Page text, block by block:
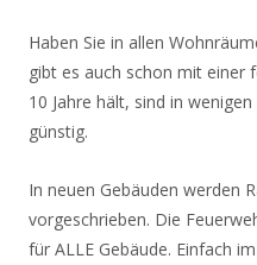
Haben Sie in allen
gibt es auch schon mit einer
10 Jahre hält, sind in
günstig.
In neuen Gebäuden werden
vorgeschrieben. Die
für ALLE Gebäude. Einfach